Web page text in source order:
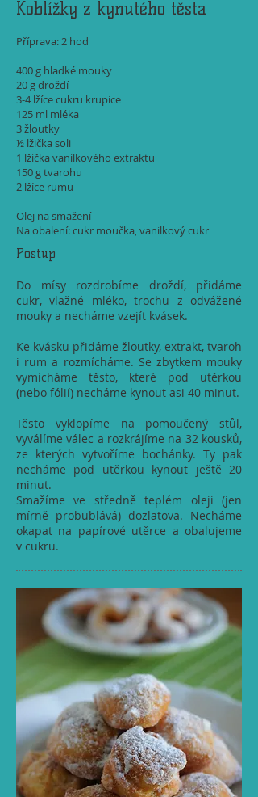
Koblížky z kynutého těsta
Příprava: 2 hod
400 g hladké mouky
20 g droždí
3-4 lžíce cukru krupice
125 ml mléka
3 žloutky
½ lžička soli
1 lžička vanilkového extraktu
150 g tvarohu
2 lžíce rumu
Olej na smažení
Na obalení: cukr moučka, vanilkový cukr
Postup
Do mísy rozdrobíme droždí, přidáme
cukr, vlažné mléko, trochu z odvážené
mouky a necháme vzejít kvásek.
Ke kvásku přidáme žloutky, extrakt, tvaroh
i rum a rozmícháme. Se zbytkem mouky
vymícháme těsto, které pod utěrkou
(nebo fólií) necháme kynout asi 40 minut.
Těsto vyklopíme na pomoučený stůl,
vyválíme válec a rozkrájíme na 32 kousků,
ze kterých vytvoříme bochánky. Ty pak
necháme pod utěrkou kynout ještě 20
minut.
Smažíme ve středně teplém oleji (jen
mírně probublává) dozlatova. Necháme
okapat na papírové utěrce a obalujeme
v cukru.